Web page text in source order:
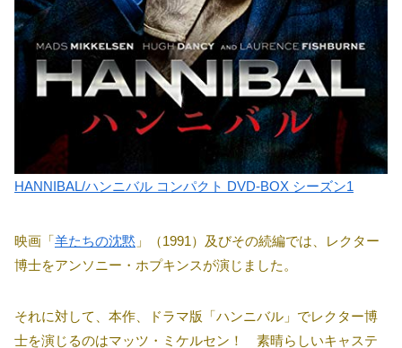
HANNIBAL/ハンニバル コンパクト DVD-BOX シーズン1
映画「羊たちの沈黙 」（1991）及びその続編では、レクター
博士をアンソニー・ホプキンスが演じました。
それに対して、本作、ドラマ版「ハンニバル」でレクター博
士を演じるのはマッツ・ミケルセン！ 素晴らしいキャステ